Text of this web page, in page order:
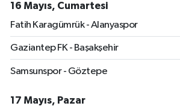
16 Mayıs, Cumartesi
Fatih Karagümrük - Alanyaspor
Gaziantep FK - Başakşehir
Samsunspor - Göztepe
17 Mayıs, Pazar